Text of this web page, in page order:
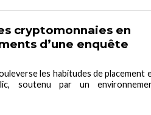
cryptomonnaies en
d’une enquête
les habitudes de placement
soutenu par un